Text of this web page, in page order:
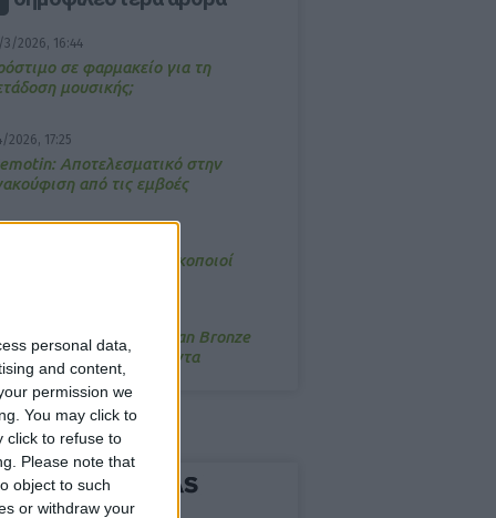
personal data,
and content,
permission we
You may click to
click to refuse to
Please note that
object to such
or withdraw your
3/2026, 16:44
σε φαρμακείο για τη
μουσικής;
2026, 17:25
Αποτελεσματικό στην
από τις εμβοές
θρανία ξανά οι φαρμακοποιοί
Η συλλογή Aegean Bronze
δύο νέα προϊόντα